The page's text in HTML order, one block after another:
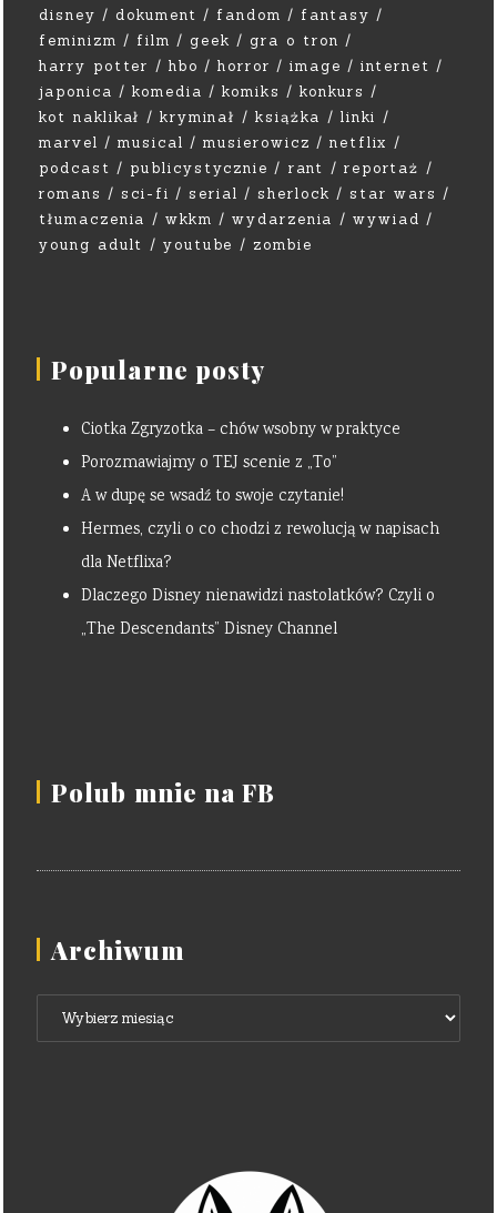
disney
dokument fandom
fantasy
feminizm
film geek
gra o tron
harry potter
hbo horror image
internet
japonica
komedia komiks
konkurs
kot naklikał
kryminał książka
linki
marvel
musical musierowicz
netflix
podcast
publicystycznie rant
reportaż
romans
sci-fi serial sherlock
star wars
tłumaczenia
wkkm wydarzenia
wywiad
young adult
youtube zombie
Popularne posty
Ciotka Zgryzotka – chów wsobny w praktyce
Porozmawiajmy o TEJ scenie z „To”
A w dupę se wsadź to swoje czytanie!
Hermes, czyli o co chodzi z rewolucją w napisach
dla Netflixa?
Dlaczego Disney nienawidzi nastolatków? Czyli o
„The Descendants” Disney Channel
Polub mnie na FB
Archiwum
Archiwum